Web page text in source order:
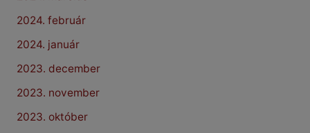
2024. február
2024. január
2023. december
2023. november
2023. október